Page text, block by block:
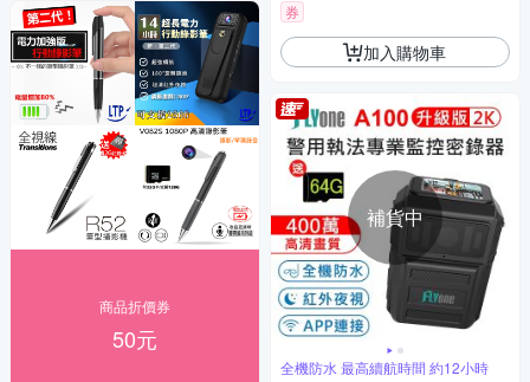
商品折價券
50元
券
加入購物車
補貨中
全機防水 最高續航時間 約12小時